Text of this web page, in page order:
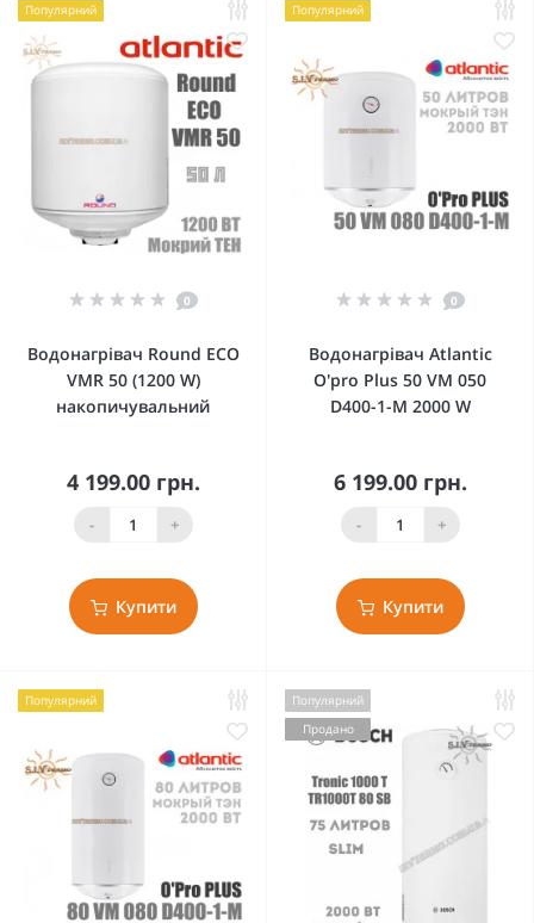
Популярний
0
Водонагрівач Round ECO
VMR 50 (1200 W)
накопичувальний
4 199.00 грн.
- +
Купити
Популярний
0
Водонагрівач Atlantic
O'pro Plus 50 VM 050
D400-1-M 2000 W
6 199.00 грн.
- +
Купити
Популярний
Популярний
Продано